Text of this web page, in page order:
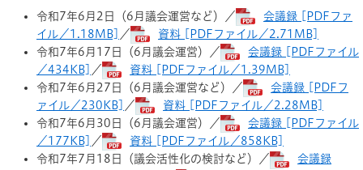
令和7年6月2日（6月議会運営など）／
会議録 [PDFファ
イル／1.18MB]
／
資料 [PDFファイル／2.71MB]
令和7年6月17日（6月議会運営）／
会議録 [PDFファイル
／434KB]
／
資料 [PDFファイル／1.39MB]
令和7年6月27日（6月議会運営など）／
会議録 [PDFフ
ァイル／230KB]
／
資料 [PDFファイル／2.28MB]
令和7年6月30日（6月議会運営）／
会議録 [PDFファイル
／177KB]
／
資料 [PDFファイル／858KB]
令和7年7月18日（議会活性化の検討など）／
会議録